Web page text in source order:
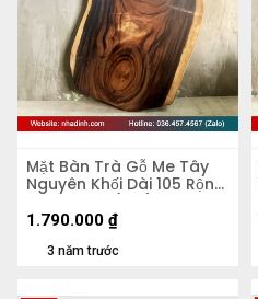
Mặt Bàn Trà Gỗ Me Tây
Nguyên Khối Dài 105 Rộng
58 Dày 5,2 (cm)
3 năm trước
1.790.000 ₫